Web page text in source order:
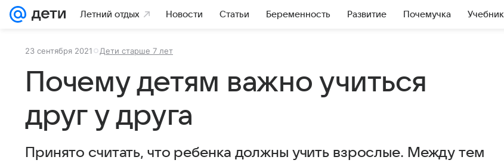
Летний отдых Новости Статьи Беременность Развитие Почемучка Учебник
23 сентября 2021 Дети старше 7 лет
Почему детям важно учиться
друг у друга
Принято считать, что ребенка должны учить взрослые. Между тем